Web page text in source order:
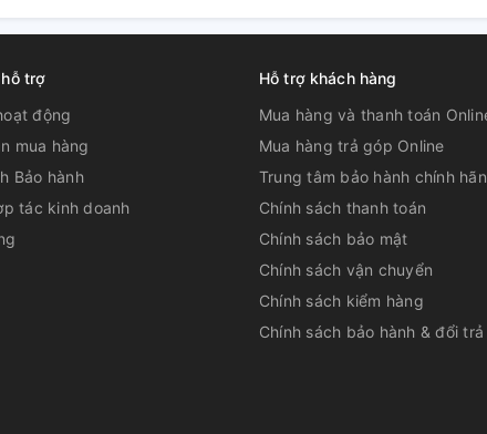
trợ
động
mua hàng
Bảo hành
tác kinh doanh
Hỗ trợ khách hàng
Mua hàng và thanh toán
Mua hàng trả góp Online
Trung tâm bảo hành chính
Chính sách thanh toán
Chính sách bảo mật
Chính sách vận chuyển
Chính sách kiểm hàng
Chính sách bảo hành & đổi trả